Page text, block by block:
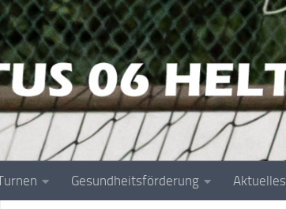
Gesundheitsförderung Aktuelles